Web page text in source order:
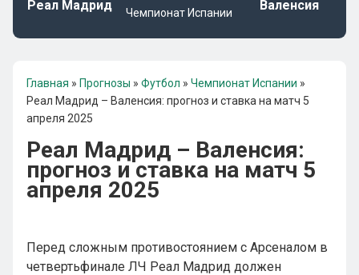
Реал Мадрид Чемпионат Испании Валенсия
Главная » Прогнозы » Футбол » Чемпионат Испании »
Реал Мадрид – Валенсия: прогноз и ставка на матч 5
апреля 2025
Реал Мадрид – Валенсия:
прогноз и ставка на матч 5
апреля 2025
Перед сложным противостоянием с Арсеналом в
четвертьфинале ЛЧ Реал Мадрид должен